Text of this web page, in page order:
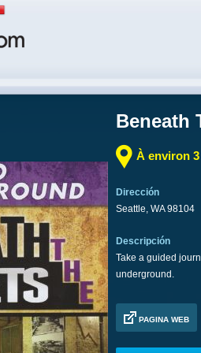
Beneath
À environ
Dirección
Seattle, WA 98104
Descripción
Take a guided
underground.
PAGINA WEB